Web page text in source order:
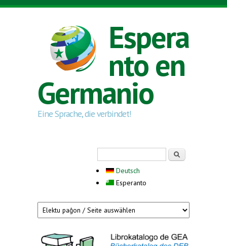
Skip to main content
Espera
nto en
Germanio
Eine Sprache, die verbindet!
Deutsch
Esperanto